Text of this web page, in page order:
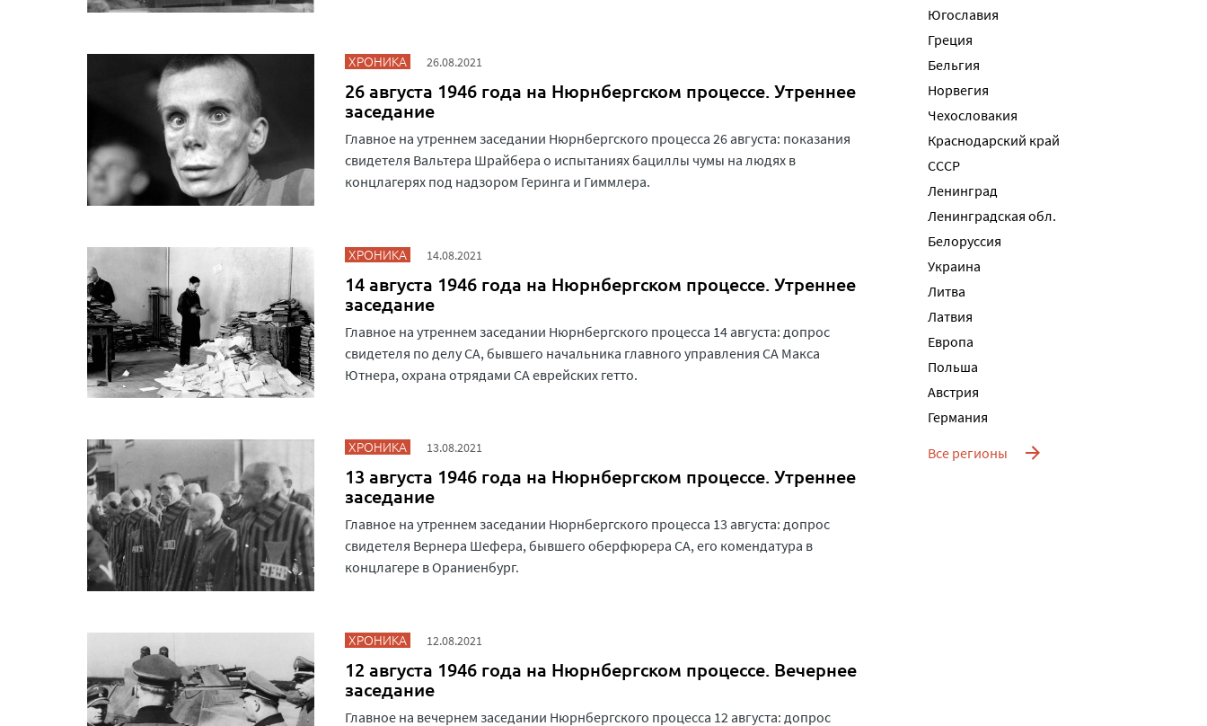
ХРОНИКА 26.08.2021
26 августа 1946 года на Нюрнбергском процессе. Утреннее
заседание
Главное на утреннем заседании Нюрнбергского процесса 26 августа: показания
свидетеля Вальтера Шрайбера о испытаниях бациллы чумы на людях в
концлагерях под надзором Геринга и Гиммлера.
ХРОНИКА 14.08.2021
14 августа 1946 года на Нюрнбергском процессе. Утреннее
заседание
Главное на утреннем заседании Нюрнбергского процесса 14 августа: допрос
свидетеля по делу СА, бывшего начальника главного управления СА Макса
Ютнера, охрана отрядами СА еврейских гетто.
ХРОНИКА 13.08.2021
13 августа 1946 года на Нюрнбергском процессе. Утреннее
заседание
Главное на утреннем заседании Нюрнбергского процесса 13 августа: допрос
свидетеля Вернера Шефера, бывшего оберфюрера СА, его комендатура в
концлагере в Ораниенбург.
ХРОНИКА 12.08.2021
12 августа 1946 года на Нюрнбергском процессе. Вечернее
заседание
Главное на вечернем заседании Нюрнбергского процесса 12 августа: допрос
Югославия
Греция
Бельгия
Норвегия
Чехословакия
Краснодарский край
СССР
Ленинград
Ленинградская обл.
Белоруссия
Украина
Литва
Латвия
Европа
Польша
Австрия
Германия
Все регионы